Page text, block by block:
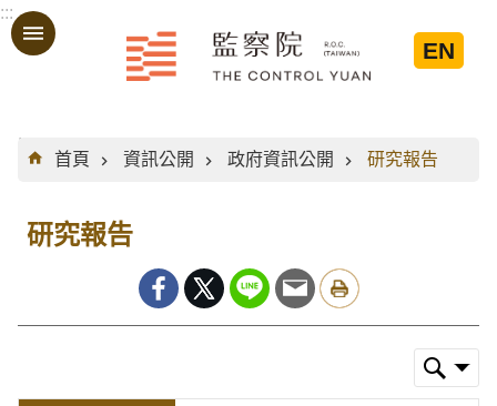
跳到主要內容區塊
:::
EN
:::
首頁
資訊公開 政府資訊公開 研究報告
研究報告